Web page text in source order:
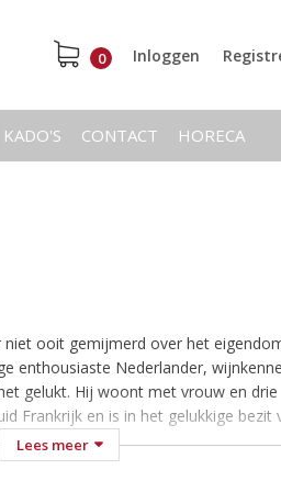
0 Inloggen
KADO'S CONTACT HORECA
ooit gemijmerd over het
enthousiaste Nederlander,
gelukt. Hij woont met vrouw en drie
Frankrijk en is in het gelukkige bezit
beslaat maar liefst 85
wijnstokken met de
Lees meer